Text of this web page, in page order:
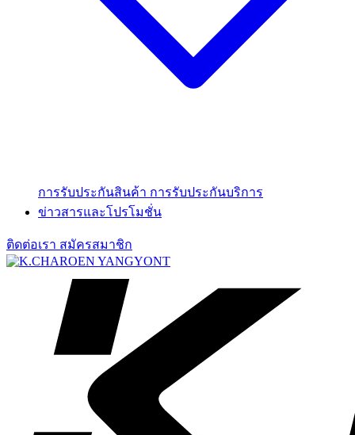
การรับประกันสินค้า การรับประกันบริการ
ข่าวสารและโปรโมชั่น
ติดต่อเรา สมัครสมาชิก